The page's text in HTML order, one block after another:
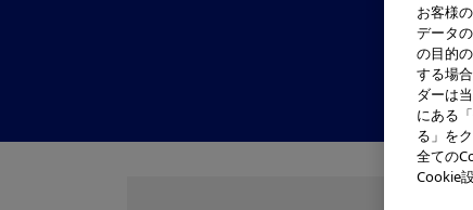
お客様
データ
の目的
する場
ダーは
にある
る」を
全ての
Cookie